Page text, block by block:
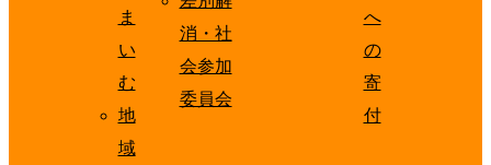
ま
い
む
地
域
消・社
会参加
委員会
へ
の
寄
付